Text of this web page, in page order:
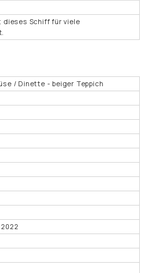
Schiff für viele
/ Dinette - beiger Teppich